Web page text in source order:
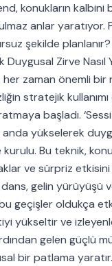
konukların kalbini
anlar yaratıyor.
şekilde
Zirve Nasıl
zaman önemli bir
stratejik
başladı.
yükselerek
Bu teknik,
ve sürpriz etkisini
dans, gelin yürüyüşü
geçişler oldukça
yükseltir ve
gelen güçlü
bir patlama